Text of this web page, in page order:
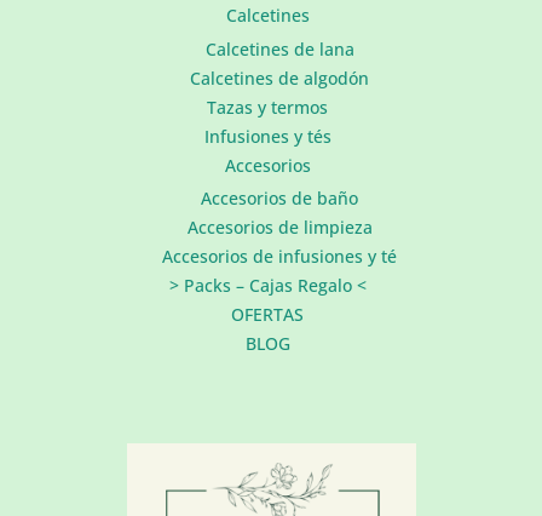
Calcetines
Calcetines de lana
Calcetines de algodón
Tazas y termos
Infusiones y tés
Accesorios
Accesorios de baño
Accesorios de limpieza
Accesorios de infusiones y té
> Packs – Cajas Regalo <
OFERTAS
BLOG